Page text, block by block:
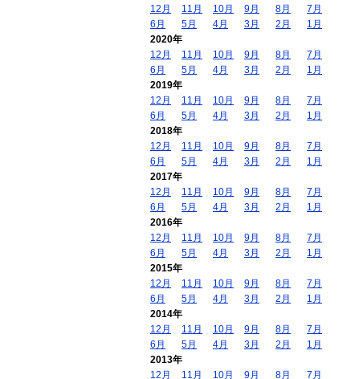
12月
11月 10月 9月 8月
7月
6月
5月 4月 3月 2月
1月
2020年
12月
11月 10月 9月 8月
7月
6月
5月 4月 3月 2月
1月
2019年
12月
11月 10月 9月 8月
7月
6月
5月 4月 3月 2月
1月
2018年
12月
11月 10月 9月 8月
7月
6月
5月 4月 3月 2月
1月
2017年
12月
11月 10月 9月 8月
7月
6月
5月 4月 3月 2月
1月
2016年
12月
11月 10月 9月 8月
7月
6月
5月 4月 3月 2月
1月
2015年
12月
11月 10月 9月 8月
7月
6月
5月 4月 3月 2月
1月
2014年
12月
11月 10月 9月 8月
7月
6月
5月 4月 3月 2月
1月
2013年
12月
11月 10月 9月 8月 7月